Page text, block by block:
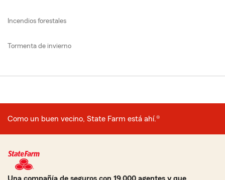
Incendios forestales
Tormenta de invierno
Como un buen vecino, State Farm está ahí.®
Una compañía de seguros con 19,000 agentes y que